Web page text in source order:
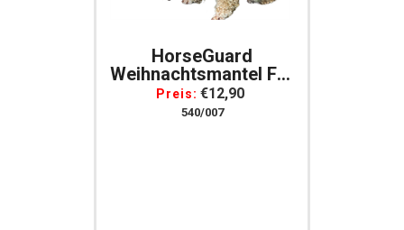
HorseGuard
Weihnachtsmantel Für
Hunde Im Winter-
Weihnachtslook
Preis: €12,90
540/007